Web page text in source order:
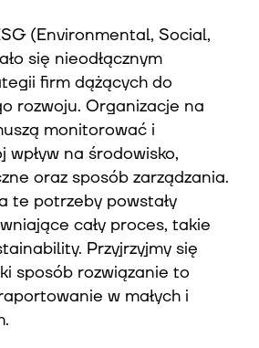
(Environmental, Social,
się nieodłącznym
firm dążących do
rozwoju. Organizacje na
monitorować i
na środowisko,
oraz sposób zarządzania.
te potrzeby powstały
cały proces, takie
Przyjrzyjmy się
sposób rozwiązanie to
w małych i